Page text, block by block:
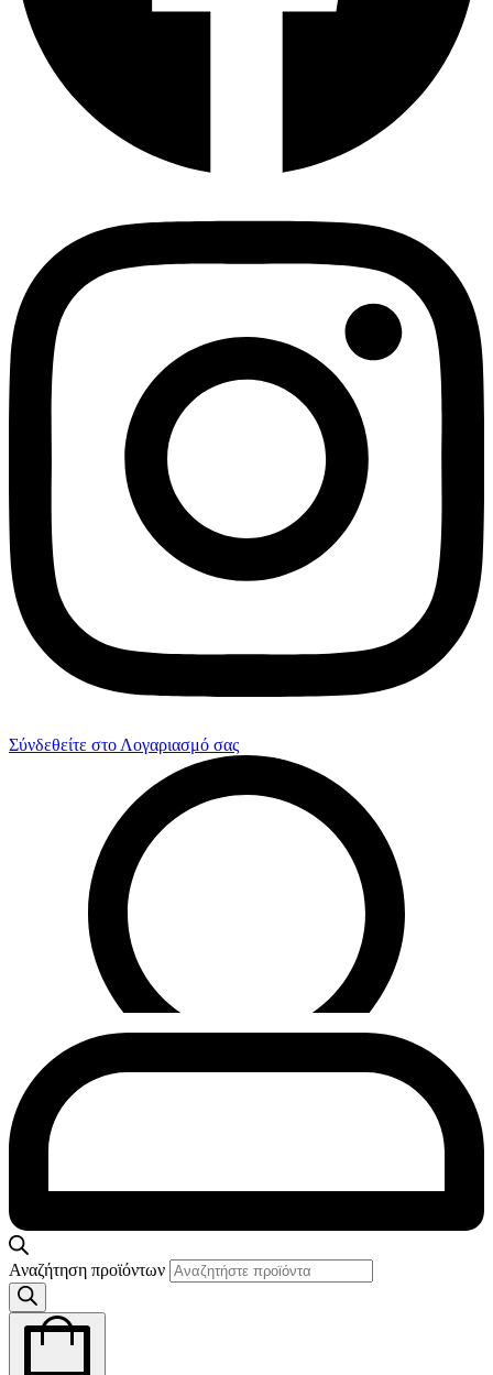
Σύνδεθείτε στο Λογαριασμό σας
Αναζήτηση προϊόντων